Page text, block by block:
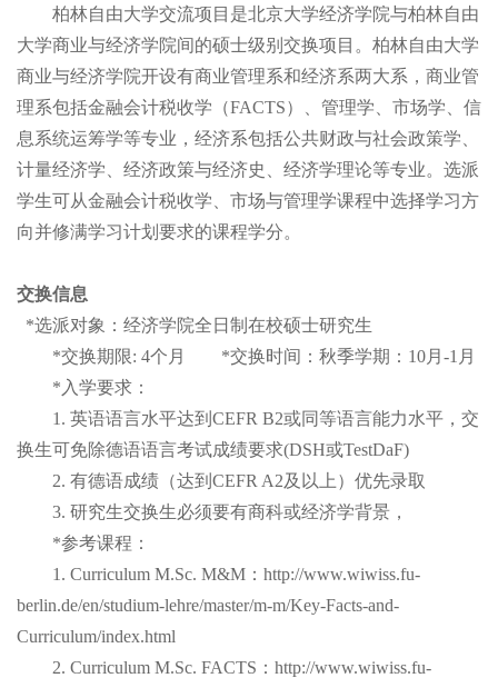
柏林自由大学交流项目是北京大学经济学院与柏林自由
大学商业与经济学院间的硕士级别交换项目。柏林自由大学
商业与经济学院开设有商业管理系和经济系两大系，商业管
理系包括金融会计税收学（FACTS）、管理学、市场学、信
息系统运筹学等专业，经济系包括公共财政与社会政策学、
计量经济学、经济政策与经济史、经济学理论等专业。选派
学生可从金融会计税收学、市场与管理学课程中选择学习方
向并修满学习计划要求的课程学分。
交换信息
*选派对象：经济学院全日制在校硕士研究生
*交换期限: 4个月 *交换时间：秋季学期：10月-1月
*入学要求：
1. 英语语言水平达到CEFR B2或同等语言能力水平，交
换生可免除德语语言考试成绩要求(DSH或TestDaF)
2. 有德语成绩（达到CEFR A2及以上）优先录取
3. 研究生交换生必须要有商科或经济学背景，
*参考课程：
1. Curriculum M.Sc. M&M：http://www.wiwiss.fu-
berlin.de/en/studium-lehre/master/m-m/Key-Facts-and-
Curriculum/index.html
2. Curriculum M.Sc. FACTS：http://www.wiwiss.fu-